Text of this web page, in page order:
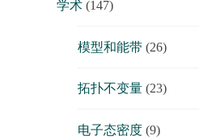
学术 (147)
模型和能带 (26)
拓扑不变量 (23)
电子态密度 (9)